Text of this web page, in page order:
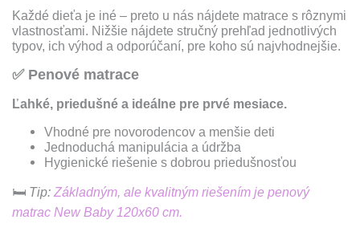
Každé dieťa je iné – preto u nás nájdete matrace s rôznymi
vlastnosťami. Nižšie nájdete stručný prehľad jednotlivých
typov, ich výhod a odporúčaní, pre koho sú najvhodnejšie.
✅Penové matrace
Ľahké, priedušné a ideálne pre prvé mesiace.
Vhodné pre novorodencov a menšie deti
Jednoduchá manipulácia a údržba
Hygienické riešenie s dobrou priedušnosťou
🛏 Tip: Základným, ale kvalitným riešením je penový
matrac New Baby 120x60 cm.